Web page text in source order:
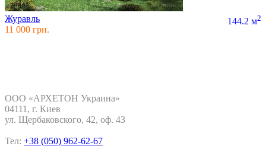
Журавль 144.2 м2
11 000 грн.
ООО «АРХЕТОН Украина»
04111, г. Киев
ул. Щербаковского, 42, oф. 43
Тел: +38 (050) 962-62-67